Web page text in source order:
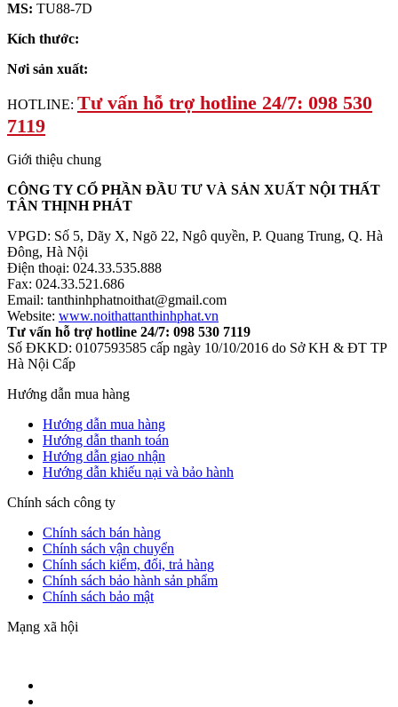
MS: TU88-7D
Kích thước:
Nơi sản xuất:
HOTLINE: Tư vấn hỗ trợ hotline 24/7: 098 530
7119
Giới thiệu chung
CÔNG TY CỔ PHẦN ĐẦU TƯ VÀ SẢN XUẤT NỘI THẤT
TÂN THỊNH PHÁT
VPGD: Số 5, Dãy X, Ngõ 22, Ngô quyền, P. Quang Trung, Q. Hà
Đông, Hà Nội
Điện thoại: 024.33.535.888
Fax: 024.33.521.686
Email: tanthinhphatnoithat@gmail.com
Website: www.noithattanthinhphat.vn
Tư vấn hỗ trợ hotline 24/7: 098 530 7119
Số ĐKKD: 0107593585 cấp ngày 10/10/2016 do Sở KH & ĐT TP
Hà Nội Cấp
Hướng dẫn mua hàng
Hướng dẫn mua hàng
Hướng dẫn thanh toán
Hướng dẫn giao nhận
Hướng dẫn khiếu nại và bảo hành
Chính sách công ty
Chính sách bán hàng
Chính sách vận chuyển
Chính sách kiểm, đổi, trả hàng
Chính sách bảo hành sản phẩm
Chính sách bảo mật
Mạng xã hội